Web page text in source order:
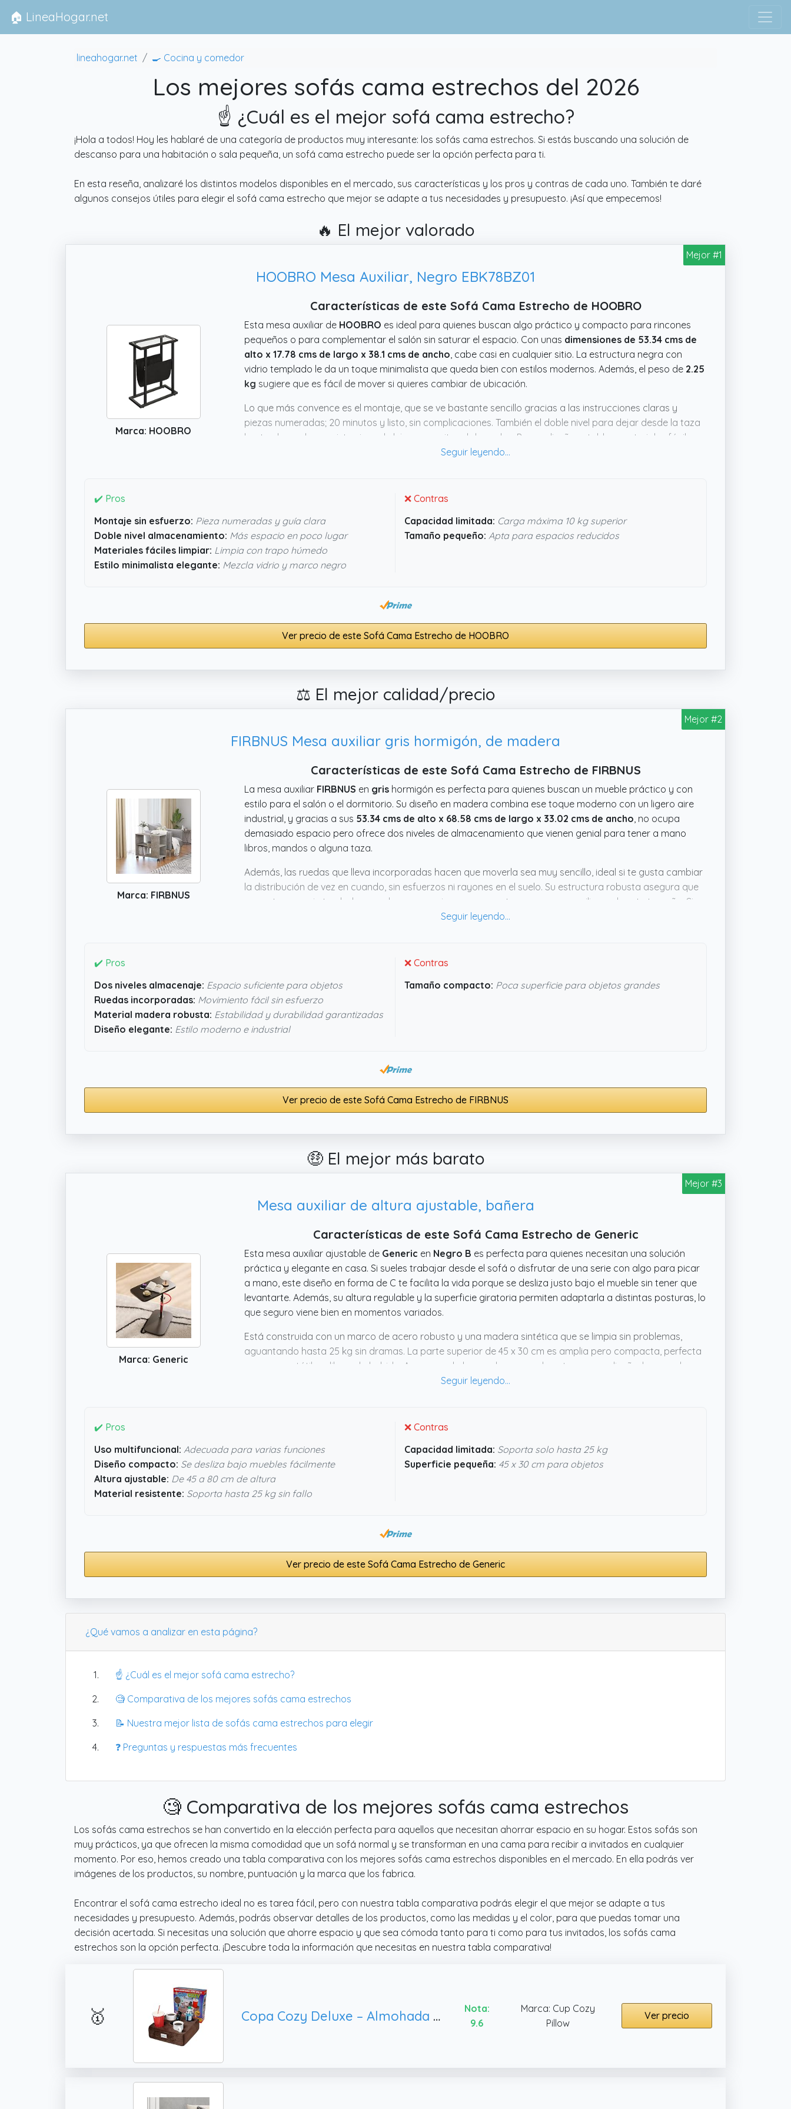
🏠 LineaHogar.net
lineahogar.net 🍳 Cocina y comedor
Los mejores sofás cama estrechos del 2026
☝️ ¿Cuál es el mejor sofá cama estrecho?
¡Hola a todos! Hoy les hablaré de una categoría de productos muy interesante: los sofás cama estrechos. Si estás buscando una solución de
descanso para una habitación o sala pequeña, un sofá cama estrecho puede ser la opción perfecta para ti.
En esta reseña, analizaré los distintos modelos disponibles en el mercado, sus características y los pros y contras de cada uno. También te daré
algunos consejos útiles para elegir el sofá cama estrecho que mejor se adapte a tus necesidades y presupuesto. ¡Así que empecemos!
🔥 El mejor valorado
Mejor #1
HOOBRO Mesa Auxiliar, Negro EBK78BZ01
Marca: HOOBRO
Características de este Sofá Cama Estrecho de HOOBRO
Esta mesa auxiliar de HOOBRO es ideal para quienes buscan algo práctico y compacto para rincones
pequeños o para complementar el salón sin saturar el espacio. Con unas dimensiones de 53.34 cms de
alto x 17.78 cms de largo x 38.1 cms de ancho , cabe casi en cualquier sitio. La estructura negra con
vidrio templado le da un toque minimalista que queda bien con estilos modernos. Además, el peso de 2.25
kg sugiere que es fácil de mover si quieres cambiar de ubicación.
Lo que más convence es el montaje, que se ve bastante sencillo gracias a las instrucciones claras y
piezas numeradas; 20 minutos y listo, sin complicaciones. También el doble nivel para dejar desde la taza
hasta el mando o revista viene de lujo para evitar el desorden. Por su diseño estable y materiales fáciles
de limpiar, parece pensada para durar sin volverse un ‘punto negro’ en la decoración. Si necesitas algo
✔️ Pros
Montaje sin esfuerzo: Pieza numeradas y guía clara
Doble nivel almacenamiento: Más espacio en poco lugar
Materiales fáciles limpiar: Limpia con trapo húmedo
Estilo minimalista elegante: Mezcla vidrio y marco negro
❌ Contras
Capacidad limitada: Carga máxima 10 kg superior
Tamaño pequeño: Apta para espacios reducidos
Ver precio de este Sofá Cama Estrecho de HOOBRO
⚖️ El mejor calidad/precio
Mejor #2
FIRBNUS Mesa auxiliar gris hormigón, de madera
Marca: FIRBNUS
Características de este Sofá Cama Estrecho de FIRBNUS
La mesa auxiliar FIRBNUS en gris hormigón es perfecta para quienes buscan un mueble práctico y con
estilo para el salón o el dormitorio. Su diseño en madera combina ese toque moderno con un ligero aire
industrial, y gracias a sus 53.34 cms de alto x 68.58 cms de largo x 33.02 cms de ancho , no ocupa
demasiado espacio pero ofrece dos niveles de almacenamiento que vienen genial para tener a mano
libros, mandos o alguna taza.
Además, las ruedas que lleva incorporadas hacen que moverla sea muy sencillo, ideal si te gusta cambiar
la distribución de vez en cuando, sin esfuerzos ni rayones en el suelo. Su estructura robusta asegura que
aguanta peso sin tambalearse, algo que no siempre encuentras en mesas auxiliares de este tamaño. Si
buscas algo funcional y con un punto de elegancia sin complicarte, esta mesa puede ser justo lo que
✔️ Pros
Dos niveles almacenaje: Espacio suficiente para objetos
Ruedas incorporadas: Movimiento fácil sin esfuerzo
Material madera robusta: Estabilidad y durabilidad garantizadas
Diseño elegante: Estilo moderno e industrial
❌ Contras
Tamaño compacto: Poca superficie para objetos grandes
Ver precio de este Sofá Cama Estrecho de FIRBNUS
🤑 El mejor más barato
Mejor #3
Mesa auxiliar de altura ajustable, bañera
Marca: Generic
Características de este Sofá Cama Estrecho de Generic
Esta mesa auxiliar ajustable de Generic en Negro B es perfecta para quienes necesitan una solución
práctica y elegante en casa. Si sueles trabajar desde el sofá o disfrutar de una serie con algo para picar
a mano, este diseño en forma de C te facilita la vida porque se desliza justo bajo el mueble sin tener que
levantarte. Además, su altura regulable y la superficie giratoria permiten adaptarla a distintas posturas, lo
que seguro viene bien en momentos variados.
Está construida con un marco de acero robusto y una madera sintética que se limpia sin problemas,
aguantando hasta 25 kg sin dramas. La parte superior de 45 x 30 cm es amplia pero compacta, perfecta
para un portátil, un libro o la bebida. Aunque no la he usado personalmente, parece diseñada para durar
y encajar bien en espacios pequeños, fomentando una comodidad real sin complicaciones. Si valoras
✔️ Pros
Uso multifuncional: Adecuada para varias funciones
Diseño compacto: Se desliza bajo muebles fácilmente
Altura ajustable: De 45 a 80 cm de altura
Material resistente: Soporta hasta 25 kg sin fallo
❌ Contras
Capacidad limitada: Soporta solo hasta 25 kg
Superficie pequeña: 45 x 30 cm para objetos
Ver precio de este Sofá Cama Estrecho de Generic
¿Qué vamos a analizar en esta página?
☝️ ¿Cuál es el mejor sofá cama estrecho?
🧐 Comparativa de los mejores sofás cama estrechos
📝 Nuestra mejor lista de sofás cama estrechos para elegir
❓ Preguntas y respuestas más frecuentes
🧐 Comparativa de los mejores sofás cama estrechos
Los sofás cama estrechos se han convertido en la elección perfecta para aquellos que necesitan ahorrar espacio en su hogar. Estos sofás son
muy prácticos, ya que ofrecen la misma comodidad que un sofá normal y se transforman en una cama para recibir a invitados en cualquier
momento. Por eso, hemos creado una tabla comparativa con los mejores sofás cama estrechos disponibles en el mercado. En ella podrás ver
imágenes de los productos, su nombre, puntuación y la marca que los fabrica.
Encontrar el sofá cama estrecho ideal no es tarea fácil, pero con nuestra tabla comparativa podrás elegir el que mejor se adapte a tus
necesidades y presupuesto. Además, podrás observar detalles de los productos, como las medidas y el color, para que puedas tomar una
decisión acertada. Si necesitas una solución que ahorre espacio y que sea cómoda tanto para ti como para tus invitados, los sofás cama
estrechos son la opción perfecta. ¡Descubre toda la información que necesitas en nuestra tabla comparativa!
🥇 Copa Cozy Deluxe – Almohada (marrón)-soporte de taza de la mejor del mundo. Mantener tus bebidas estrecha y evitar derrames. Uso que anywhere-couch, Playa y más.
Nota:
9.6
Marca: Cup Cozy
Pillow
Ver precio